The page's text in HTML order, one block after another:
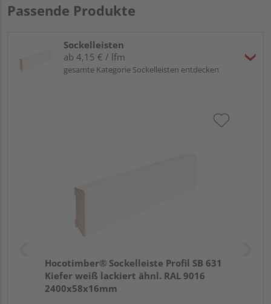
Passende Produkte
Sockelleisten
ab 4,15 € / lfm
gesamte Kategorie Sockelleisten entdecken
Hocotimber® Sockelleiste Profil SB 631
Kiefer weiß lackiert ähnl. RAL 9016
2400x58x16mm